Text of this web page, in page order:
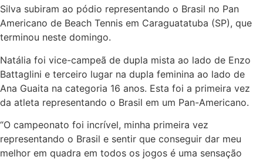
Silva subiram ao pódio representando o Brasil no Pan
Americano de Beach Tennis em Caraguatatuba (SP), que
terminou neste domingo.
Natália foi vice-campeã de dupla mista ao lado de Enzo
Battaglini e terceiro lugar na dupla feminina ao lado de
Ana Guaita na categoria 16 anos. Esta foi a primeira vez
da atleta representando o Brasil em um Pan-Americano.
“O campeonato foi incrível, minha primeira vez
representando o Brasil e sentir que conseguir dar meu
melhor em quadra em todos os jogos é uma sensação